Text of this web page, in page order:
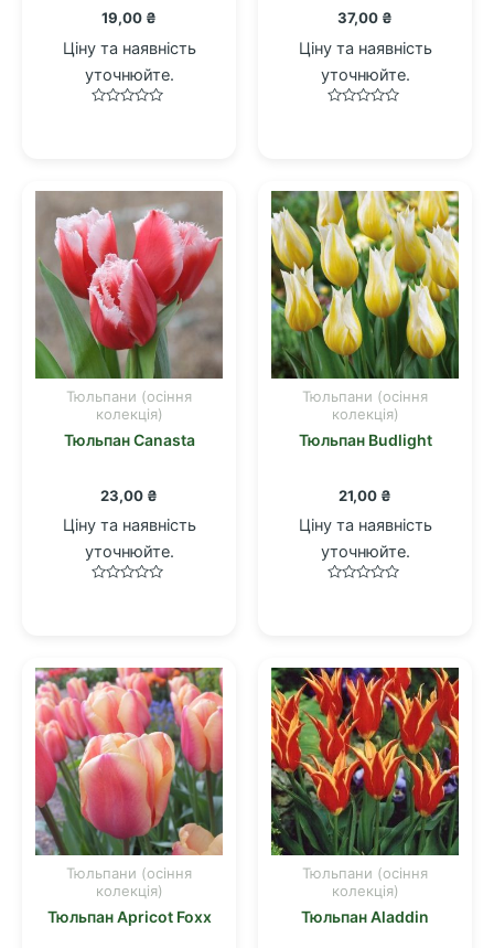
19,00 ₴
Ціну та наявність
уточнюйте.
37,00 ₴
Ціну та наявність
уточнюйте.
Тюльпани (осіння
колекція)
Тюльпан Canasta
23,00 ₴
Ціну та наявність
уточнюйте.
Тюльпани (осіння
колекція)
Тюльпан Budlight
21,00 ₴
Ціну та наявність
уточнюйте.
Тюльпани (осіння
колекція)
Тюльпан Apricot Foxx
Тюльпани (осіння
колекція)
Тюльпан Aladdin